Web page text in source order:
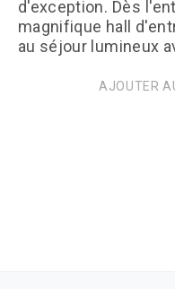
d'exception. Dès
magnifique hall
au séjour lumineux
AJOUTER